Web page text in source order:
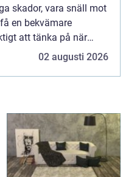
skador, vara snäll mot
en bekvämare
att tänka på när
02 augusti 2026